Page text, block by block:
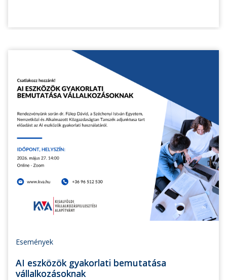
Események
AI eszközök gyakorlati bemutatása
vállalkozásoknak